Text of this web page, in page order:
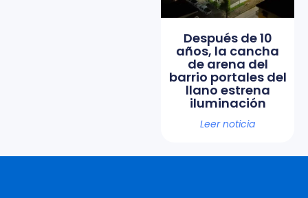
Después de 10
años, la cancha
de arena del
barrio portales del
llano estrena
iluminación
Leer noticia